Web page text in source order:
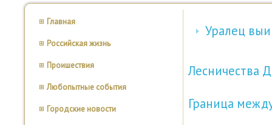
Главная
Российская жизнь
Проишествия
Любопытные события
Городские новости
Уралец
Лесничества
Граница